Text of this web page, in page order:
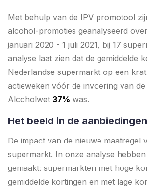
Met behulp van de IPV promotool
alcohol-promoties geanalyseerd
januari 2020 - 1 juli 2021, bij 17
analyse laat zien dat de gemiddelde
Nederlandse supermarkt op een
actieweken vóór de invoering van de
Alcoholwet 37% was.
Het beeld in de aanbiedingen
De impact van de nieuwe maatregel
supermarkt. In onze analyse
gemaakt: supermarkten met hoge
gemiddelde kortingen en met lage